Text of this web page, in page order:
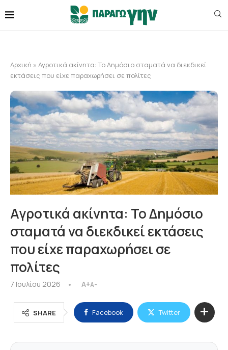
Αρχική » Αγροτικά ακίνητα: Το Δημόσιο σταματά να διεκδικεί
εκτάσεις που είχε παραχωρήσει σε πολίτες
Αγροτικά ακίνητα: Το Δημόσιο
σταματά να διεκδικεί εκτάσεις
που είχε παραχωρήσει σε
πολίτες
7 Ιουλίου 2026 A+A-
SHARE Facebook Twitter